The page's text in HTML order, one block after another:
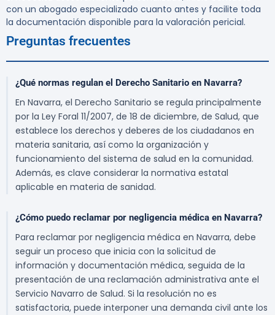
con un abogado especializado cuanto antes y facilite toda
la documentación disponible para la valoración pericial.
Preguntas frecuentes
¿Qué normas regulan el Derecho Sanitario en Navarra?
En Navarra, el Derecho Sanitario se regula principalmente
por la Ley Foral 11/2007, de 18 de diciembre, de Salud, que
establece los derechos y deberes de los ciudadanos en
materia sanitaria, así como la organización y
funcionamiento del sistema de salud en la comunidad.
Además, es clave considerar la normativa estatal
aplicable en materia de sanidad.
¿Cómo puedo reclamar por negligencia médica en Navarra?
Para reclamar por negligencia médica en Navarra, debe
seguir un proceso que inicia con la solicitud de
información y documentación médica, seguida de la
presentación de una reclamación administrativa ante el
Servicio Navarro de Salud. Si la resolución no es
satisfactoria, puede interponer una demanda civil ante los